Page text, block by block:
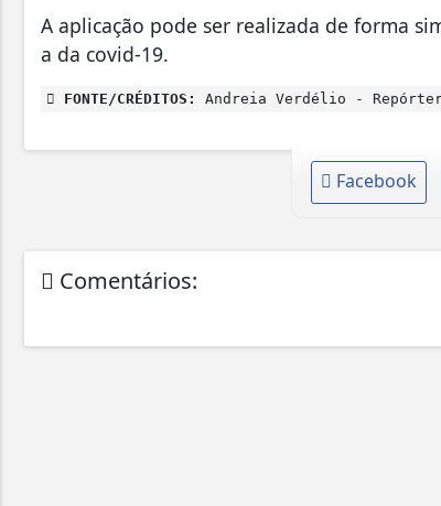
A aplicação pode ser realizada de forma
a da covid-19.
FONTE/CRÉDITOS: Andreia Verdélio -
Facebook
Comentários: